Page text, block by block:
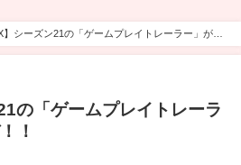
】シーズン21の「ゲームプレイトレーラー」が公
の「ゲームプレイトレーラ
！